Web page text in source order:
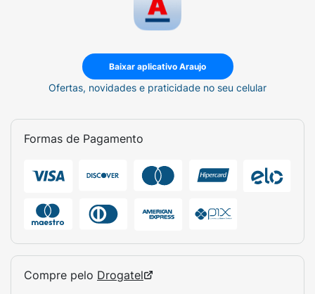
Reações muito comuns (mais de 1 em cada
Dor de cabeça;
pacientes)
Pneumonia
boca ou garganta);
Dor nas articulações;
Dor nas costas;
Baixar aplicativo Araujo
Ofertas, novidades e praticidade no seu celular
Formas de Pagamento
Compre pelo Drogatel